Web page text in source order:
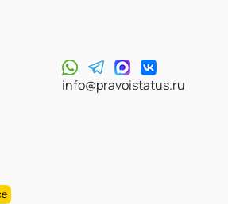
info@pravoistatus.ru